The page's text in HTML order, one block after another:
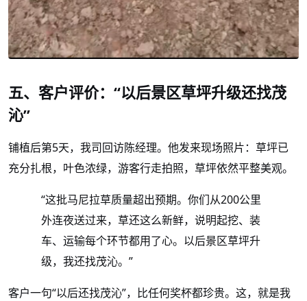
五、客户评价： “以后景区草坪升级还找茂
沁”
铺植后第5天，我司回访陈经理。他发来现场照片：草坪已
充分扎根，叶色浓绿，游客行走拍照，草坪依然平整美观。
“这批马尼拉草质量超出预期。你们从200公里
外连夜送过来，草还这么新鲜，说明起挖、装
车、运输每个环节都用了心。以后景区草坪升
级，我还找茂沁。”
客户一句“以后还找茂沁”，比任何奖杯都珍贵。这，就是我